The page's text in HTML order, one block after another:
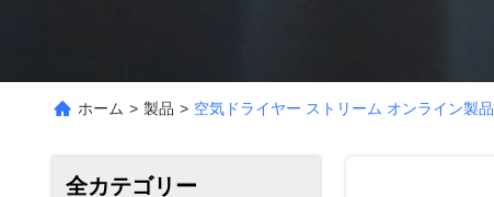
ホーム > 製品 > 空気ドライヤー ストリーム オンライン製品
全カテゴリー